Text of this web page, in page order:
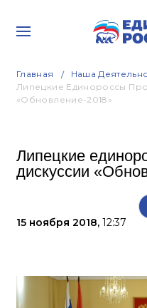
Главная Наша
Липецкие Единороссы
«Обновление-2018»
Липецкие
дискуссии
15 ноября 2018, 12:37